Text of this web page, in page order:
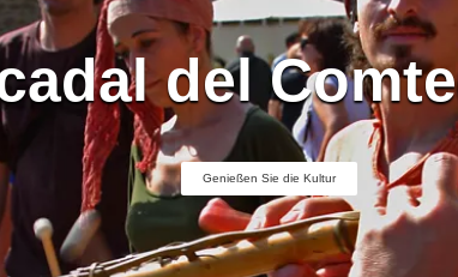
del
Genießen Sie die Kultur